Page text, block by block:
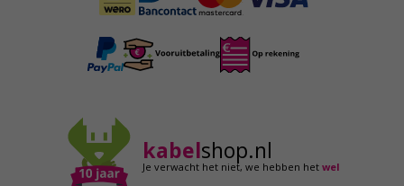
kabelshop.nl
Je verwacht het niet,we hebben hetwel